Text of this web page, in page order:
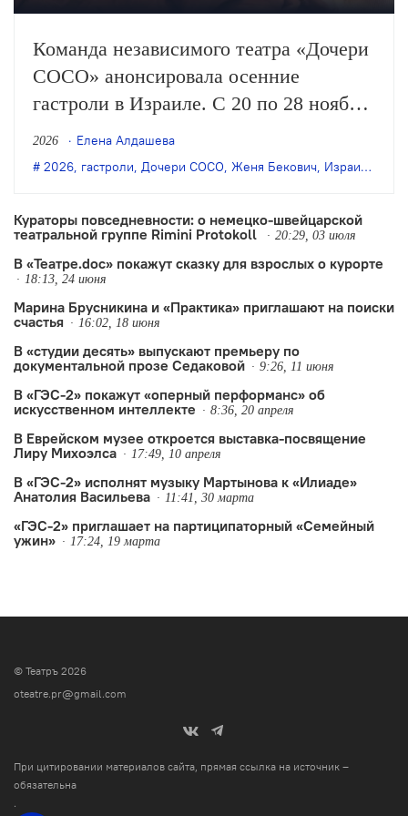
Команда независимого театра «Дочери
СОСО» анонсировала осенние
гастроли в Израиле. С 20 по 28 ноября
здесь впервые будет показано «Наше
сокровище» — авторский спектакль
Беркович.
2026
Елена Алдашева
2026, гастроли, Дочери СОСО, Женя Бекович, Израиль
Кураторы повседневности: о немецко-швейцарской
театральной группе Rimini Protokoll
20:29, 03 июля
В «Театре.doc» покажут сказку для взрослых о курорте
18:13, 24 июня
Марина Брусникина и «Практика» приглашают на поиски
счастья
16:02, 18 июня
В «студии десять» выпускают премьеру по
документальной прозе Седаковой
9:26, 11 июня
В «ГЭС-2» покажут «оперный перформанс» об
искусственном интеллекте
8:36, 20 апреля
В Еврейском музее откроется выставка-посвящение
Лиру Михоэлса
17:49, 10 апреля
В «ГЭС-2» исполнят музыку Мартынова к «Илиаде»
Анатолия Васильева
11:41, 30 марта
«ГЭС-2» приглашает на партиципаторный «Семейный
ужин»
17:24, 19 марта
© Театръ 2026
oteatre.pr@gmail.com
При цитировании материалов сайта, прямая ссылка на источник –
обязательна
.